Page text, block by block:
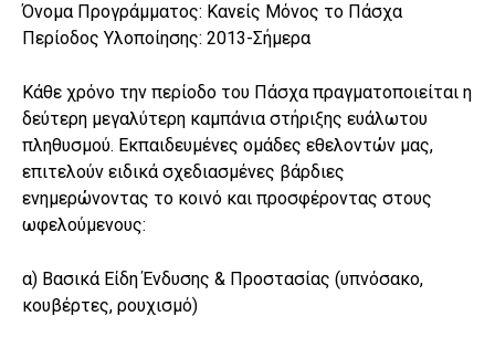
Όνομα Προγράμματος: Κανείς Μόνος το Πάσχα
Περίοδος Υλοποίησης: 2013-Σήμερα
Κάθε χρόνο την περίοδο του Πάσχα πραγματοποιείται η
δεύτερη μεγαλύτερη καμπάνια στήριξης ευάλωτου
πληθυσμού. Εκπαιδευμένες ομάδες εθελοντών μας,
επιτελούν ειδικά σχεδιασμένες βάρδιες
ενημερώνοντας το κοινό και προσφέροντας στους
ωφελούμενους:
α) Βασικά Είδη Ένδυσης & Προστασίας (υπνόσακο,
κουβέρτες, ρουχισμό)